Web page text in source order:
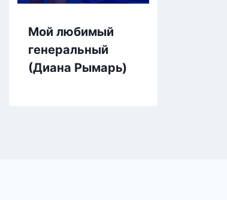
Мой любимый
генеральный
(Диана Рымарь)